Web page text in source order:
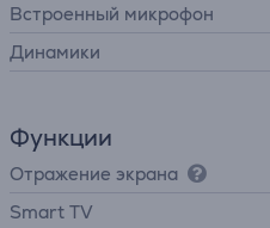
Встроенный микрофон
Динамики
Функции
Отражение экрана
Smart TV